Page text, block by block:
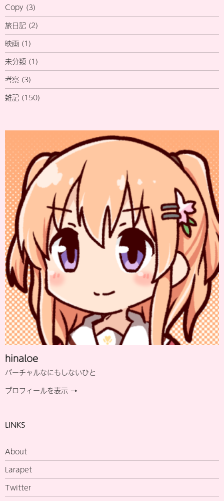
Copy (3)
旅日記 (2)
映画 (1)
未分類 (1)
考察 (3)
雑記 (150)
hinaloe
バーチャルなにもしないひと
プロフィールを表示 →
LINKS
About
Larapet
Twitter